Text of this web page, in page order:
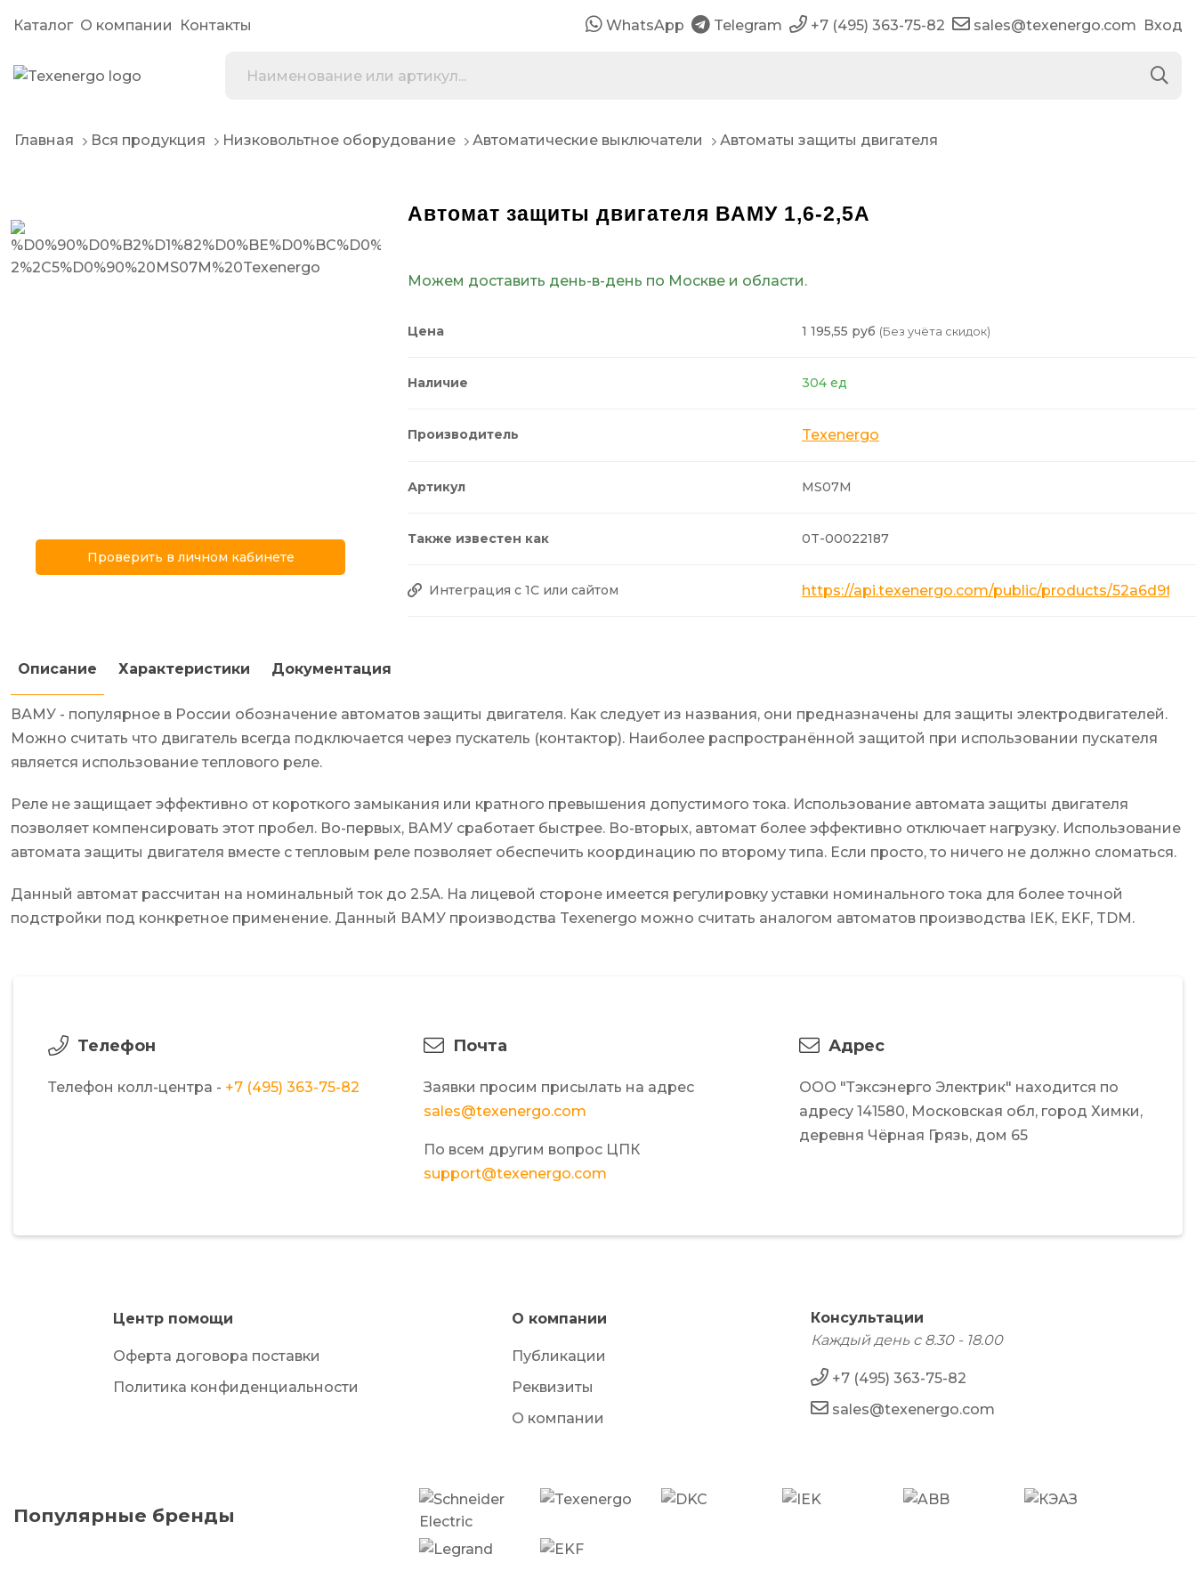
Каталог О компании Контакты WhatsApp Telegram +7 (495) 363-75-82 sales@texenergo.com Вход
Главная Вся продукция Низковольтное оборудование Автоматические выключатели Автоматы защиты двигателя
Проверить в личном кабинете
Автомат защиты двигателя ВАМУ 1,6-2,5А
Можем доставить день-в-день по Москве и области.
Цена 1 195,55 руб (Без учёта скидок)
Наличие 304 ед
Производитель Texenergo
Артикул MS07M
Также известен как 0T-00022187
Интеграция с 1С или сайтом https://api.texenergo.com/public/products/
Описание Характеристики Документация
ВАМУ - популярное в России обозначение автоматов защиты двигателя. Как следует из названия, они предназначены для защиты электродвигателей.
Можно считать что двигатель всегда подключается через пускатель (контактор). Наиболее распространённой защитой при использовании пускателя
является использование теплового реле.
Реле не защищает эффективно от короткого замыкания или кратного превышения допустимого тока. Использование автомата защиты двигателя
позволяет компенсировать этот пробел. Во-первых, ВАМУ сработает быстрее. Во-вторых, автомат более эффективно отключает нагрузку. Использование
автомата защиты двигателя вместе с тепловым реле позволяет обеспечить координацию по второму типа. Если просто, то ничего не должно сломаться.
Данный автомат рассчитан на номинальный ток до 2.5А. На лицевой стороне имеется регулировку уставки номинального тока для более точной
подстройки под конкретное применение. Данный ВАМУ производства Texenergo можно считать аналогом автоматов производства IEK, EKF, TDM.
Телефон
Телефон колл-центра - +7 (495) 363-75-82
Почта
Заявки просим присылать на адрес
sales@texenergo.com
По всем другим вопрос ЦПК
support@texenergo.com
Адрес
ООО "Тэксэнерго Электрик" находится по
адресу 141580, Московская обл, город Химки,
деревня Чёрная Грязь, дом 65
Центр помощи
Оферта договора поставки
Политика конфиденциальности
О компании
Публикации
Реквизиты
О компании
Консультации
Каждый день с 8.30 - 18.00
+7 (495) 363-75-82
sales@texenergo.com
Популярные бренды